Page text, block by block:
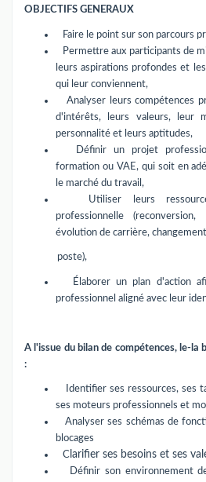
OBJECTIFS GENERAUX
Faire le point sur son parcours
Permettre aux participants de
leurs aspirations profondes et
qui leur conviennent,
Analyser leurs compétences
d'intérêts, leurs valeurs, leur
personnalité et leurs aptitudes,
Définir un projet
formation ou VAE, qui soit en
le marché du travail,
Utiliser leurs
professionnelle (reconversion,
évolution de carrière,
poste),
Élaborer un plan d'action
professionnel aligné avec leur
A l'issue du bilan de compétences, le-la
:
Identifier ses ressources, ses
ses moteurs professionnels et
Analyser ses schémas de
blocages
C larifier ses besoins et ses
Définir son environnement